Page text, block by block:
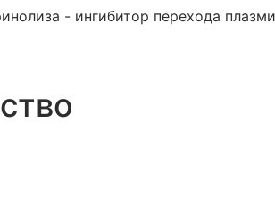
- ингибитор перехода